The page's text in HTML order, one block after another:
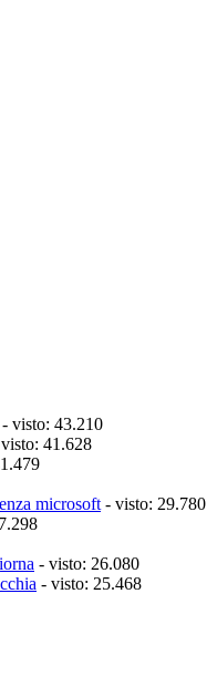
- visto: 43.210
41.628
microsoft - visto: 29.780
- visto: 26.080
- visto: 25.468